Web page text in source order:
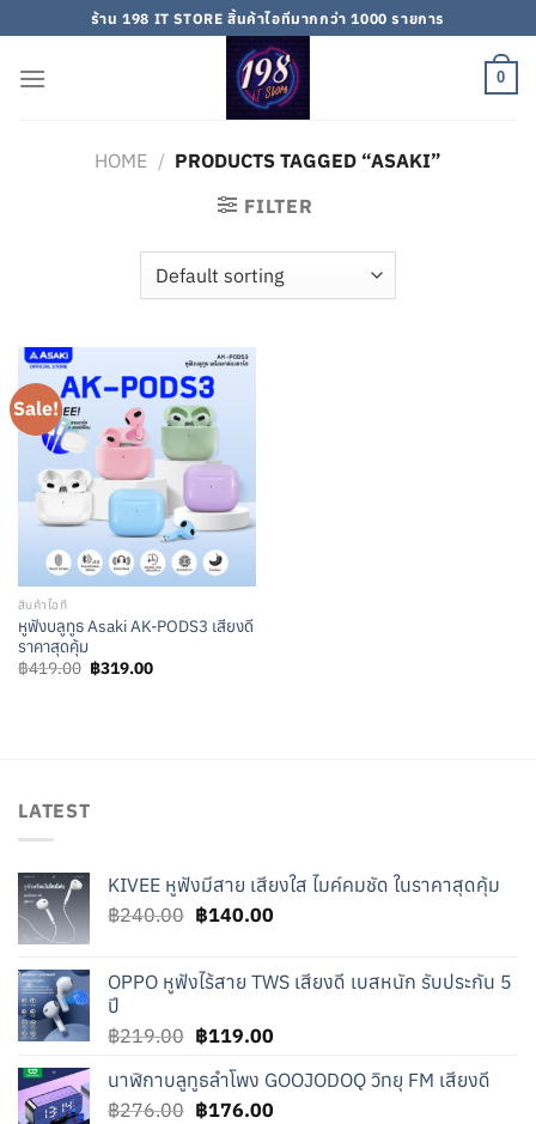
to
content
ร้าน 198 IT STORE สิ้นค้าไอทีมากกว่า 1000 รายการ
0
HOME / PRODUCTS TAGGED “ASAKI”
FILTER
Sale!
สินค้าไอที
หูฟังบลูทูธ Asaki AK-PODS3 เสียงดี
ราคาสุดคุ้ม
฿419.00 Original
price
฿319.00Current
LATEST
KIVEE หูฟังมีสาย เสียงใส ไมค์คมชัด ในราคาสุดคุ้ม
฿240.00 Original
฿240.00.
฿140.00Current
฿140.00.
OPPO หูฟังไร้สาย TWS เสียงดี เบสหนัก รับประกัน 5
ปี
฿219.00 Original
was:
฿219.00.
฿119.00Current
is:
฿119.00.
นาฬิกาบลูทูธลำโพง GOOJODOQ วิทยุ FM เสียงดี
฿276.00 Original
฿176.00Current